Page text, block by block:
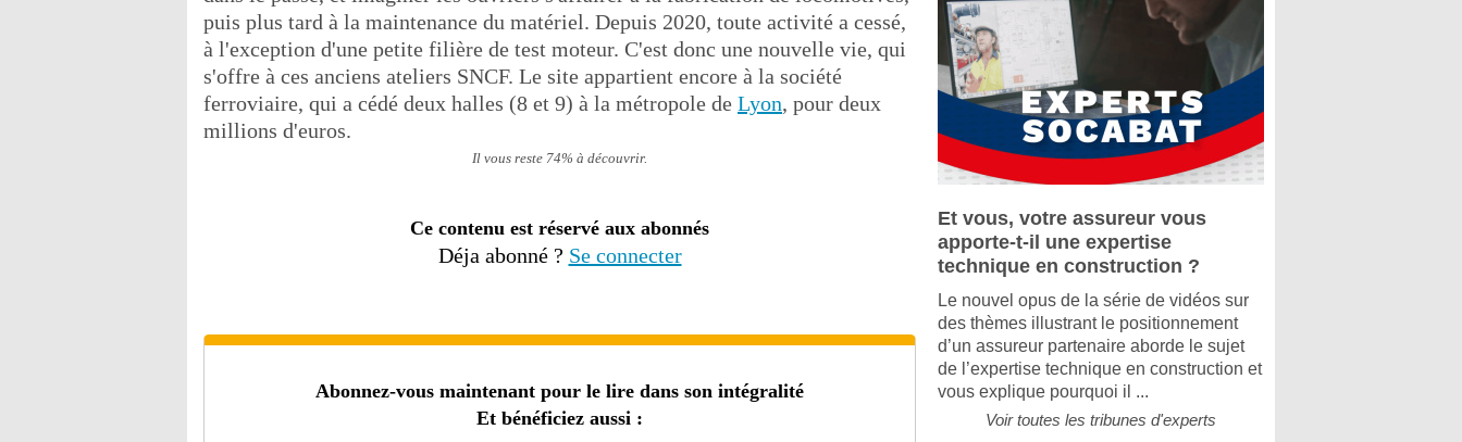
puis plus tard à la maintenance du matériel. Depuis 2020, toute activité a cessé,
à l'exception d'une petite filière de test moteur. C'est donc une nouvelle vie, qui
s'offre à ces anciens ateliers SNCF. Le site appartient encore à la société
ferroviaire, qui a cédé deux halles (8 et 9) à la métropole de Lyon, pour deux
millions d'euros.
Il vous reste 74% à découvrir.
Ce contenu est réservé aux abonnés
Déja abonné ? Se connecter
Abonnez-vous maintenant pour le lire dans son intégralité
Et bénéficiez aussi :
Et vous, votre assureur vous
apporte-t-il une expertise
technique en construction ?
Le nouvel opus de la série de vidéos sur
des thèmes illustrant le positionnement
d’un assureur partenaire aborde le sujet
de l’expertise technique en construction et
vous explique pourquoi il ...
Voir toutes les tribunes d'experts